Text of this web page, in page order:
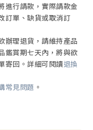
進行請款，實際請款金
訂單、缺貨或取消訂
辦理退貨，請維持產品
鑑賞期七天內，將與欲
寄回。詳細可閱讀退換
常見問題 。